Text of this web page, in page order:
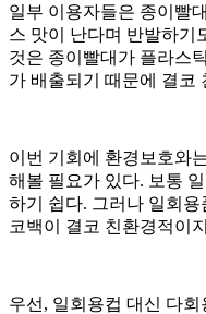
일부 이용자들은 종이빨
스 맛이 난다며 반발하기
것은 종이빨대가 플라스
가 배출되기 때문에 결코
이번 기회에 환경보호와
해볼 필요가 있다. 보통
하기 쉽다. 그러나 일회용
코백이 결코 친환경적이
우선, 일회용컵 대신 다